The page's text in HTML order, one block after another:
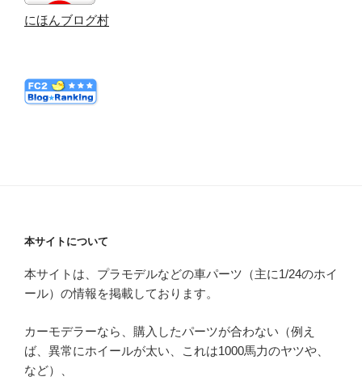
にほんブログ村
本サイトについて
本サイトは、プラモデルなどの車パーツ（主に1/24のホイ
ール）の情報を掲載しております。
カーモデラーなら、購入したパーツが合わない（例え
ば、異常にホイールが太い、これは1000馬力のヤツや、
など）、